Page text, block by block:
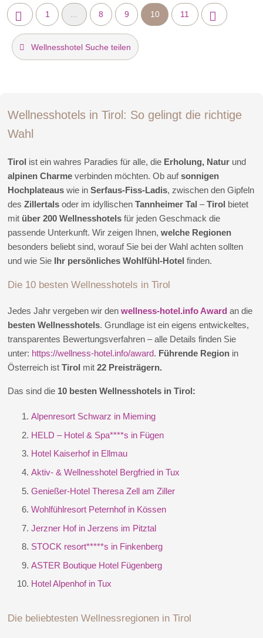
1 8 9 10 11
Wellnesshotel Suche teilen
Wellnesshotels in Tirol: So gelingt die richtige
Wahl
Tirol ist ein wahres Paradies für alle, die Erholung, Natur und
alpinen Charme verbinden möchten. Ob aufsonnigen
Hochplateaus wie in Serfaus-Fiss-Ladis, zwischen den Gipfeln
des Zillertals oder im idyllischen Tannheimer Tal –Tirol bietet
mit über 200 Wellnesshotels für jeden Geschmack die
passende Unterkunft. Wir zeigen Ihnen, welche Regionen
besonders beliebt sind, worauf Sie bei der Wahl achten sollten
und wie Sie Ihr persönliches Wohlfühl-Hotel finden.
Die 10 besten Wellnesshotels in Tirol
Jedes Jahr vergeben wir den wellness-hotel.info Award an die
besten Wellnesshotels. Grundlage ist ein eigens entwickeltes,
transparentes Bewertungsverfahren – alle Details finden Sie
unter: https://wellness-hotel.info/award. Führende Region in
Österreich ist Tirol mit 22 Preisträgern.
Das sind die 10 besten Wellnesshotels in Tirol:
Alpenresort Schwarz in Mieming
HELD – Hotel & Spa****s in Fügen
Hotel Kaiserhof in Ellmau
Aktiv- & Wellnesshotel Bergfried in Tux
Genießer-Hotel Theresa Zell am Ziller
Wohlfühlresort Peternhof in Kössen
Jerzner Hof in Jerzens im Pitztal
STOCK resort*****s in Finkenberg
ASTER Boutique Hotel Fügenberg
Hotel Alpenhof in Tux
Die beliebtesten Wellnessregionen in Tirol